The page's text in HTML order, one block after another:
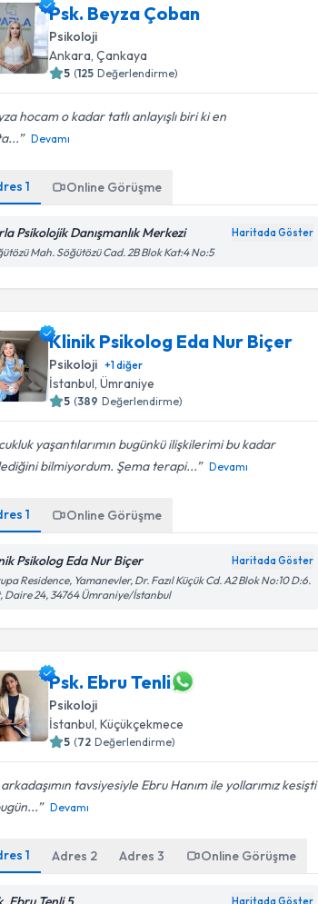
Psk. Beyza Çoban
Psikoloji
Ankara , Çankaya
5 (125 Değerlendirme)
hocam o kadar tatlı anlayışlı biri ki en
Devamı
1 Online Görüşme
Psikolojik Danışmanlık Merkezi Haritada Göster
Mah. Söğütözü Cad. 2B Blok Kat:4 No:5
Klinik Psikolog Eda Nur Biçer
Psikoloji +1diğer
İstanbul, Ümraniye
5 (389 Değerlendirme)
yaşantılarımın bugünkü ilişkilerimi bu kadar
bilmiyordum. Şema terapi...
Devamı
1 Online Görüşme
Psikolog Eda Nur Biçer Haritada Göster
Residence, Yamanevler, Dr. Fazıl Küçük Cd. A2 Blok No:10 D:6.
Daire 24, 34764 Ümraniye/İstanbul
Psk. Ebru Tenli
Psikoloji
İstanbul, Küçükçekmece
5 (72 Değerlendirme)
tavsiyesiyle Ebru Hanım ile yollarımız kesişti
Devamı
1 Adres 2 Adres3 Online Görüşme
Haritada Göster